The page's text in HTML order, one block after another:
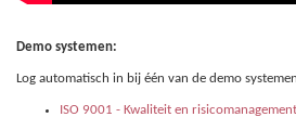
Demo systemen:
Log automatisch in bij één van de demo
ISO 9001 - Kwaliteit en risicomanagement